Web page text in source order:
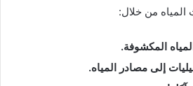
من خلال:
المكشوفة.
إلى مصادر المياه.